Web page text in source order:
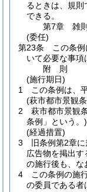
るときは、規
できる。
第7章
雑則
(委任)
第23条
この条
いて必要な事項
附 則
(施行期日)
1
この条例は、
(萩市都市景観
2
萩市都市景観
条例」という。)
(経過措置)
3
旧条例第2章
広告物を掲出す
の施行後も、な
4
この条例の施
の委員である者